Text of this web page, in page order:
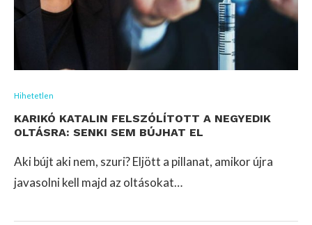
Hihetetlen
KARIKÓ KATALIN FELSZÓLÍTOTT A NEGYEDIK
OLTÁSRA: SENKI SEM BÚJHAT EL
Aki bújt aki nem, szuri? Eljött a pillanat, amikor újra
javasolni kell majd az oltásokat…